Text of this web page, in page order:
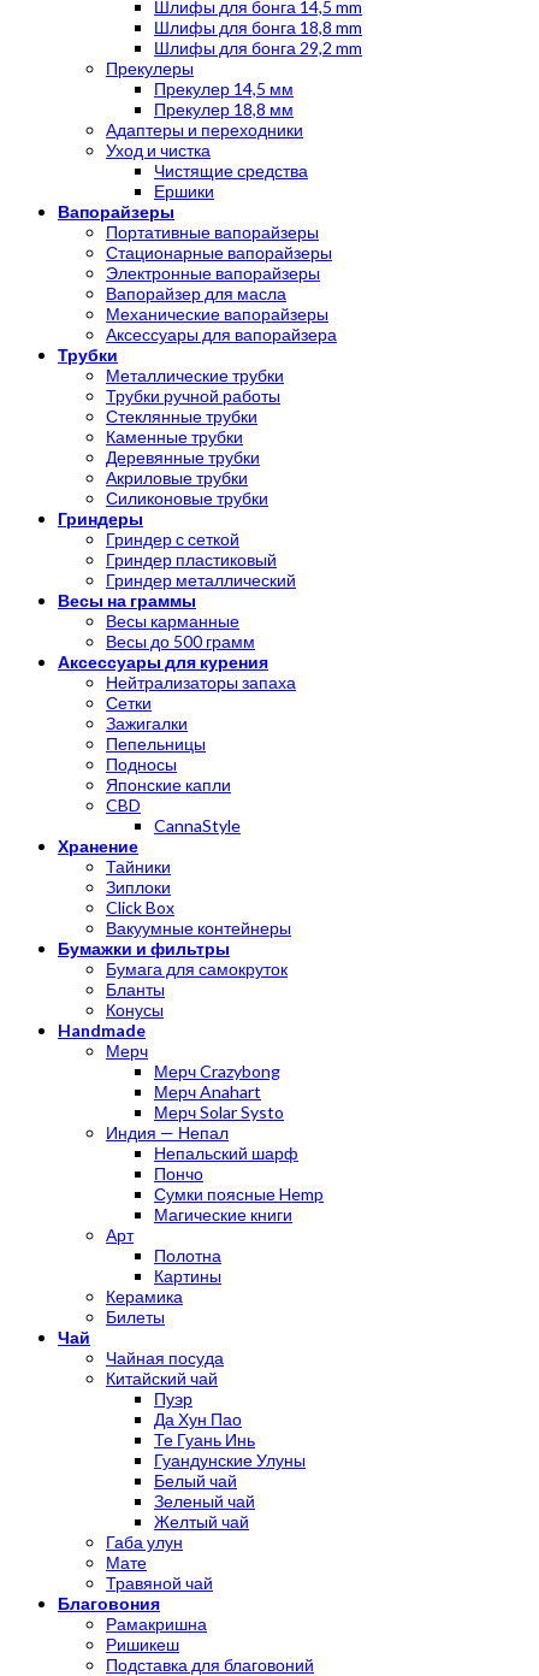
Шлифы для бонга 14,5 mm
Шлифы для бонга 18,8 mm
Шлифы для бонга 29,2 mm
Прекулеры
Прекулер 14,5 мм
Прекулер 18,8 мм
Адаптеры и переходники
Уход и чистка
Чистящие средства
Ершики
Вапорайзеры
Портативные вапорайзеры
Стационарные вапорайзеры
Электронные вапорайзеры
Вапорайзер для масла
Механические вапорайзеры
Аксессуары для вапорайзера
Трубки
Металлические трубки
Трубки ручной работы
Стеклянные трубки
Каменные трубки
Деревянные трубки
Акриловые трубки
Силиконовые трубки
Гриндеры
Гриндер с сеткой
Гриндер пластиковый
Гриндер металлический
Весы на граммы
Весы карманные
Весы до 500 грамм
Аксессуары для курения
Нейтрализаторы запаха
Сетки
Зажигалки
Пепельницы
Подносы
Японские капли
CBD
CannaStyle
Хранение
Тайники
Зиплоки
Click Box
Вакуумные контейнеры
Бумажки и фильтры
Бумага для самокруток
Бланты
Конусы
Handmade
Мерч
Мерч Crazybong
Мерч Anahart
Мерч Solar Systo
Индия — Непал
Непальский шарф
Пончо
Сумки поясные Hemp
Магические книги
Арт
Полотна
Картины
Керамика
Билеты
Чай
Чайная посуда
Китайский чай
Пуэр
Да Хун Пао
Те Гуань Инь
Гуандунские Улуны
Белый чай
Зеленый чай
Желтый чай
Габа улун
Мате
Травяной чай
Благовония
Рамакришна
Ришикеш
Подставка для благовоний